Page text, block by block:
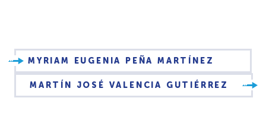
MYRIAM EUGENIA PEÑA MARTÍNEZ
MARTÍN JOSÉ VALENCIA GUTIÉRREZ